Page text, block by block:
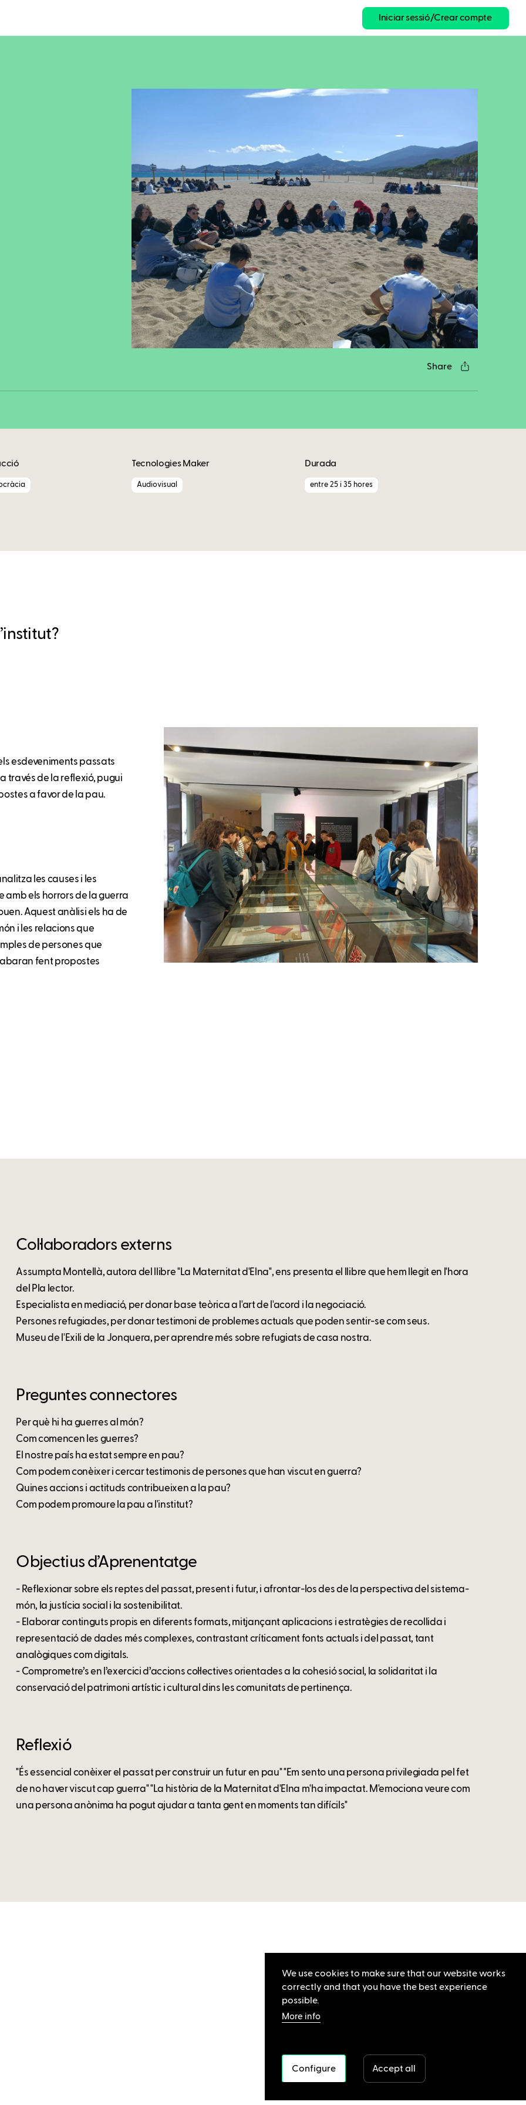
Iniciar sessió/Crear compte
Share
Facebook
Twitter
LinkedIn
WhatsApp
RedditGmailEmail
Tecnologies Maker
Audiovisual
Durada
entre 25 i 35 hores
esdeveniments passats
través de la reflexió, pugui
a favor de la pau.
les causes i les
amb els horrors de la guerra
Aquest anàlisi els ha de
i les relacions que
de persones que
fent propostes
Col·laboradors externs
Assumpta Montellà, autora del llibre "La Maternitat d'Elna", ens presenta el llibre que hem llegit en l'hora
del Pla lector.
Especialista en mediació, per donar base teòrica a l'art de l'acord i la negociació.
Persones refugiades, per donar testimoni de problemes actuals que poden sentir-se com seus.
Museu de l'Exili de la Jonquera, per aprendre més sobre refugiats de casa nostra.
Preguntes connectores
Per què hi ha guerres al món?
Com comencen les guerres?
El nostre país ha estat sempre en pau?
Com podem conèixer i cercar testimonis de persones que han viscut en guerra?
Quines accions i actituds contribueixen a la pau?
Com podem promoure la pau a l'institut?
Objectius d’Aprenentatge
- Reflexionar sobre els reptes del passat, present i futur, i afrontar-los des de la perspectiva del sistema-
món, la justícia social i la sostenibilitat.
- Elaborar continguts propis en diferents formats, mitjançant aplicacions i estratègies de recollida i
representació de dades més complexes, contrastant críticament fonts actuals i del passat, tant
analògiques com digitals.
- Comprometre’s en l’exercici d’accions col·lectives orientades a la cohesió social, la solidaritat i la
conservació del patrimoni artístic i cultural dins les comunitats de pertinença.
Reflexió
"És essencial conèixer el passat per construir un futur en pau" "Em sento una persona privilegiada pel fet
de no haver viscut cap guerra" "La història de la Maternitat d'Elna m'ha impactat. M'emociona veure com
una persona anònima ha pogut ajudar a tanta gent en moments tan difícils"
We use cookies to make sure that our website works
correctly and that you have the best experience
possible.
More info
Configure Accept all